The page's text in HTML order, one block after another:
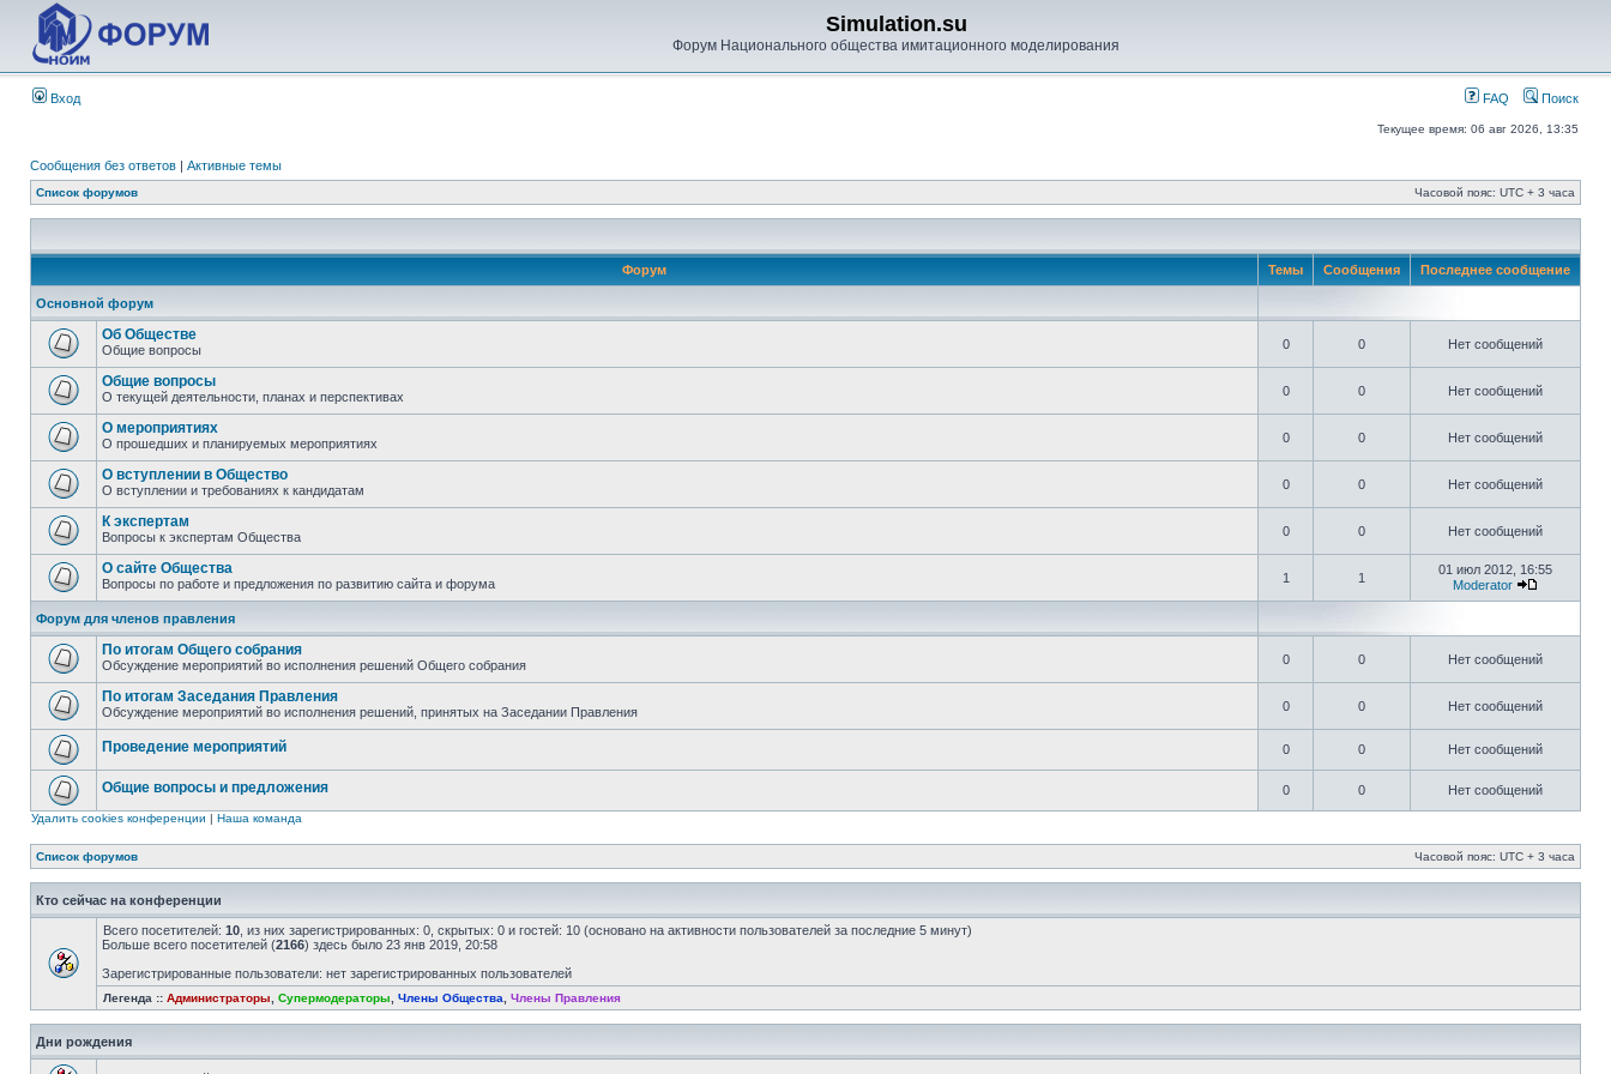
Simulation.su
Форум Национального общества имитационного моделирования
Вход FAQ Поиск
Текущее время: 06 авг 2026, 13:35
Сообщения без ответов | Активные темы
Список форумов Часовой пояс: UTC + 3 часа
Форум Темы Сообщения Последнее сообщение
Основной форум
Об Обществе
Общие вопросы 0 0 Нет сообщений
Общие вопросы
О текущей деятельности, планах и перспективах 0 0 Нет сообщений
О мероприятиях
О прошедших и планируемых мероприятиях 0 0 Нет сообщений
О вступлении в Общество
О вступлении и требованиях к кандидатам 0 0 Нет сообщений
К экспертам
Вопросы к экспертам Общества 0 0 Нет сообщений
О сайте Общества
Вопросы по работе и предложения по развитию сайта и форума 1 1
01 июл 2012, 16:55
Moderator
Форум для членов правления
По итогам Общего собрания
Обсуждение мероприятий во исполнения решений Общего собрания 0 0 Нет сообщений
По итогам Заседания Правления
Обсуждение мероприятий во исполнения решений, принятых на Заседании Правления 0 0 Нет сообщений
Проведение мероприятий 0 0 Нет сообщений
Общие вопросы и предложения 0 0 Нет сообщений
Удалить cookies конференции | Наша команда
Список форумов Часовой пояс: UTC + 3 часа
Кто сейчас на конференции
Всего посетителей: 10 , из них зарегистрированных: 0, скрытых: 0 и гостей: 10 (основано на активности пользователей за последние 5 минут)
Больше всего посетителей (2166) здесь было 23 янв 2019, 20:58
Зарегистрированные пользователи: нет зарегистрированных пользователей
Легенда :: Администраторы Супермодераторы Члены Общества Члены Правления
Дни рождения